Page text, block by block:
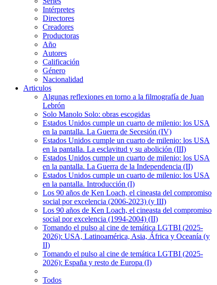
Intérpretes
Directores
Creadores
Productoras
Año
Autores
Calificación
Género
Nacionalidad
Articulos
Algunas reflexiones en torno a la filmografía de Juan
Lebrón
Solo Manolo Solo: obras escogidas
Estados Unidos cumple un cuarto de milenio: los USA
en la pantalla. La Guerra de Secesión (IV)
Estados Unidos cumple un cuarto de milenio: los USA
en la pantalla. La esclavitud y su abolición (III)
Estados Unidos cumple un cuarto de milenio: los USA
en la pantalla. La Guerra de la Independencia (II)
Estados Unidos cumple un cuarto de milenio: los USA
en la pantalla. Introducción (I)
Los 90 años de Ken Loach, el cineasta del compromiso
social por excelencia (2006-2023) (y III)
Los 90 años de Ken Loach, el cineasta del compromiso
social por excelencia (1994-2004) (II)
Tomando el pulso al cine de temática LGTBI (2025-
2026): USA, Latinoamérica, Asia, África y Oceanía (y
II)
Tomando el pulso al cine de temática LGTBI (2025-
2026): España y resto de Europa (I)
Todos